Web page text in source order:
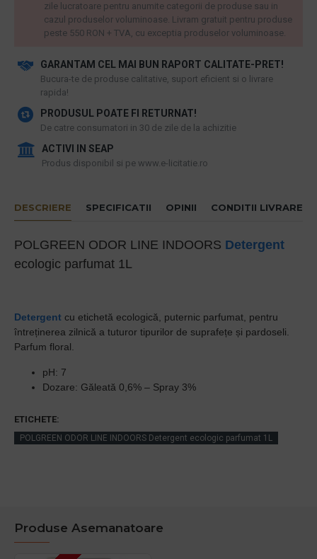
GARANTAM CEL MAI BUN RAPORT CALITATE-PRET!
​Bucura-te de produse calitative, suport eficient si o livrare
rapida!
PRODUSUL POATE FI RETURNAT!
De catre consumatori in 30 de zile de la achizitie
ACTIVI IN SEAP
Produs disponibil si pe www.e-licitatie.ro
zile lucratoare pentru anumite categorii de produse sau in
cazul produselor voluminoase. Livram gratuit pentru produse
peste 550 RON + TVA, cu exceptia produselor voluminoase.
DESCRIERE SPECIFICATII OPINII CONDITII LIVRARE
POLGREEN ODOR LINE INDOORS Detergent
ecologic parfumat 1L
Detergent cu etichetă ecologică, puternic parfumat, pentru
întreținerea zilnică a tuturor tipurilor de suprafețe și pardoseli.
Parfum floral.
pH: 7
Dozare: Găleată 0,6% – Spray 3%
ETICHETE:
POLGREEN ODOR LINE INDOORS Detergent ecologic parfumat 1L
Produse Asemanatoare